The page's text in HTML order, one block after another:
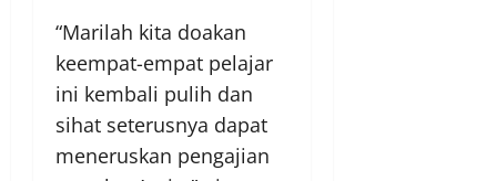
“Marilah kita doakan
keempat-empat pelajar
ini kembali pulih dan
sihat seterusnya dapat
meneruskan pengajian